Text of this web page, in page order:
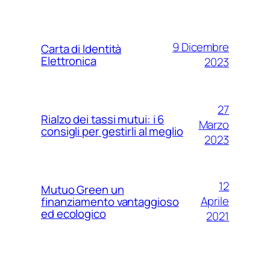
Carta di Identità
Elettronica
9 Dicembre
2023
Rialzo dei tassi mutui: i 6
consigli per gestirli al meglio
27
Marzo
2023
Mutuo Green un
finanziamento vantaggioso
ed ecologico
12
Aprile
2021